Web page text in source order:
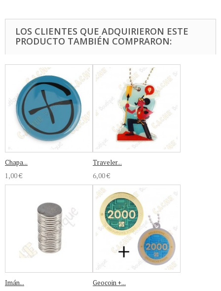
LOS CLIENTES QUE ADQUIRIERON ESTE
PRODUCTO TAMBIÉN COMPRARON:
Chapa...
1,00 €
Traveler...
6,00 €
Imán...
Geocoin +...